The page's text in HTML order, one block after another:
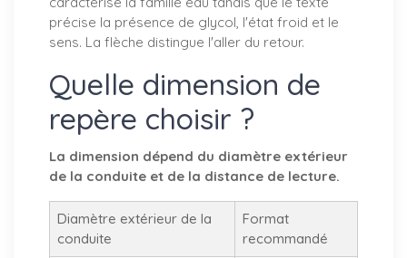
précise la présence de glycol, l'état froid et le
sens. La flèche distingue l'aller du retour.
Quelle dimension de
repère choisir ?
La dimension dépend du diamètre extérieur
de la conduite et de la distance de lecture.
Diamètre extérieur de la
conduite
Format
recommandé